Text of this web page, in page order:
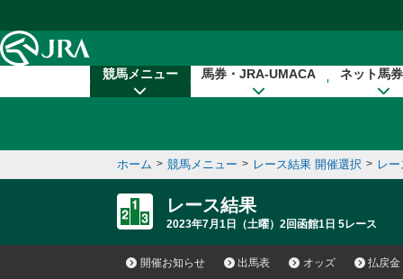
競馬メニュー 馬券・JRA-UMACA ネット馬
ホーム > 競馬メニュー > レース結果 開催選択 > レ
レース結果
2023年7月1日（土曜）2回函館1日 5レース
開催お知らせ 出馬表 オッズ 払戻金